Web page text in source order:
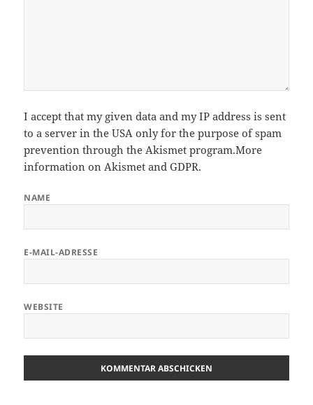
I accept that my given data and my IP address is sent
to a server in the USA only for the purpose of spam
prevention through theAkismet program.More
information on Akismet and GDPR.
NAME
E-MAIL-ADRESSE
WEBSITE